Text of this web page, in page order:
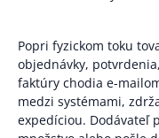
Popri fyzickom toku
objednávky,
faktúry chodia e-
medzi systémami,
expedíciou. Dodávateľ